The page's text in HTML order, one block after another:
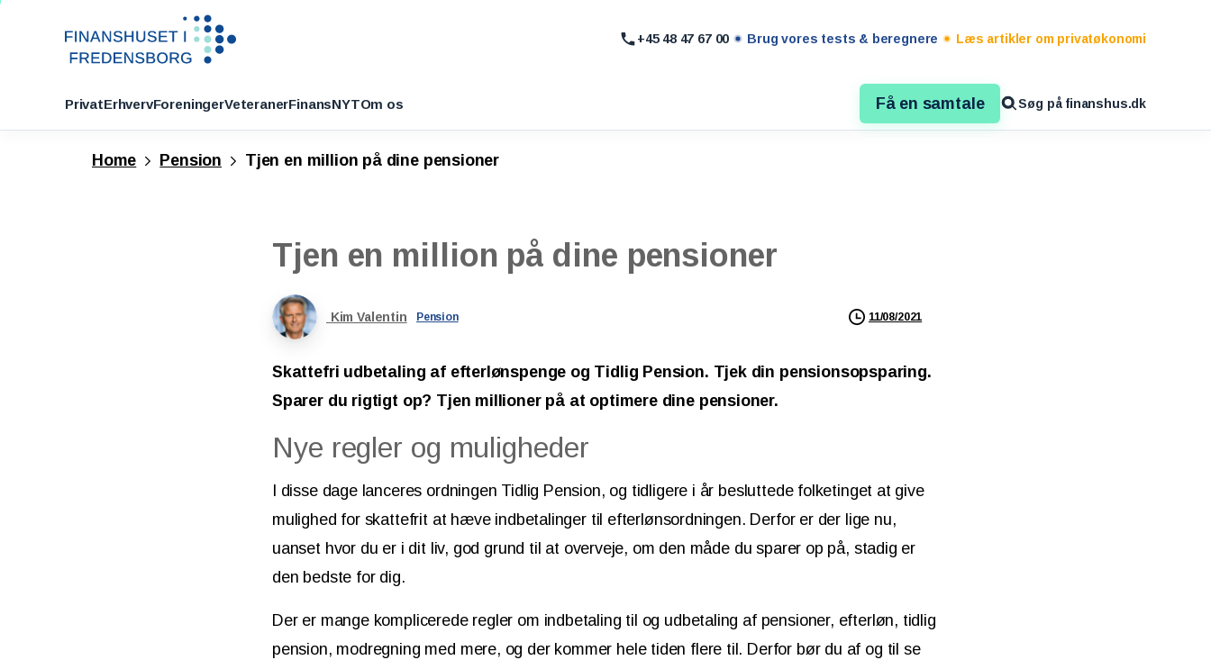
+45 48 47 67 00 Brug vores tests & beregnere Læs artikler om privatøkonomi
PrivatErhvervForeningerVeteranerFinansNYTOm os Få en samtale Søg på finanshus.dk
Home Pension Tjen en million på dine pensioner
Tjen en million på dine pensioner
Kim Valentin Pension 11/08/2021
Skattefri udbetaling af efterlønspenge og Tidlig Pension. Tjek din pensionsopsparing.
Sparer du rigtigt op? Tjen millioner på at optimere dine pensioner.
Nye regler og muligheder
I disse dage lanceres ordningen Tidlig Pension, og tidligere i år besluttede folketinget at give
mulighed for skattefrit at hæve indbetalinger til efterlønsordningen. Derfor er der lige nu,
uanset hvor du er i dit liv, god grund til at overveje, om den måde du sparer op på, stadig er
den bedste for dig.
Der er mange komplicerede regler om indbetaling til og udbetaling af pensioner, efterløn, tidlig
pension, modregning med mere, og der kommer hele tiden flere til. Derfor bør du af og til se